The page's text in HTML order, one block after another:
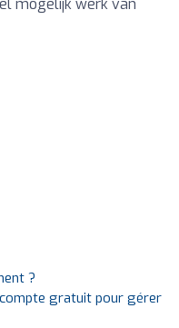
mogelijk werk van
?
gratuit pour gérer